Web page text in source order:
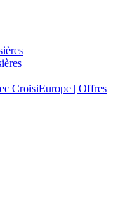
CroisiEurope | Offres